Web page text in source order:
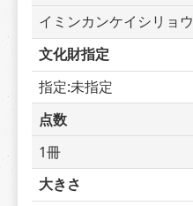
イミンカンケイシリョウ
文化財指定
指定:未指定
点数
1冊
大きさ